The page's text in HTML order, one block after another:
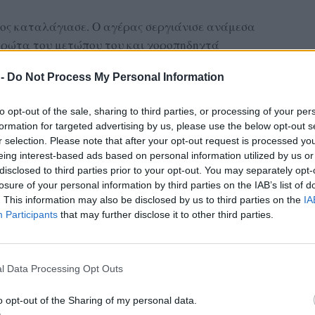
Do Not Process My Personal Information
opt-out of the sale, sharing to third parties, or processing of your
for targeted advertising by us, please use the below opt-out
selection. Please note that after your opt-out request is processed
interest-based ads based on personal information utilized by us
to third parties prior to your opt-out. You may separately
of your personal information by third parties on the IAB’s list of
This information may also be disclosed by us to third parties on the
Participants that may further disclose it to other third parties.
Data Processing Opt Outs
opt-out of the Sharing of my personal data.
καταλάγιασε. Ο αγέρας σεργιάνισε ανάμεσα
του μετώπου του και χοροπηδηχτά
από τις ρίζες της γης. Έσκυψε…
του, το ένιωσε να του μιλά.
στο ντουβάρι της βρύσης. Τραβήχτηκε
του. Εκατό και βάλε χρόνια πριν.
στη λίθινη γούρνα της βρύσης. Έχωσε τα
το τίναξε στο πρόσωπό του. Πήγε
την πλάτη σε μια μαρμαροκολώνα
τσιγάρο. Άκουσε την ανάσα του. Βαριά,
και τον καπνό.
Ντομούζ Αλάνι. «Τούτη είναι η πλατεία τ’ Αη